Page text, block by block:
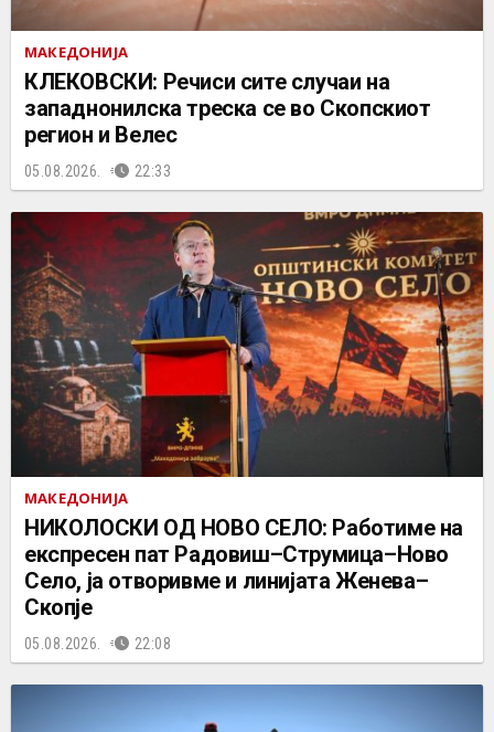
МАКЕДОНИЈА
КЛЕКОВСКИ: Речиси сите случаи на
западнонилска треска се во Скопскиот
регион и Велес
05.08.2026. 22:33
МАКЕДОНИЈА
НИКОЛОСКИ ОД НОВО СЕЛО: Работиме на
експресен пат Радовиш–Струмица–Ново
Село, ја отворивме и линијата Женева–
Скопје
05.08.2026. 22:08